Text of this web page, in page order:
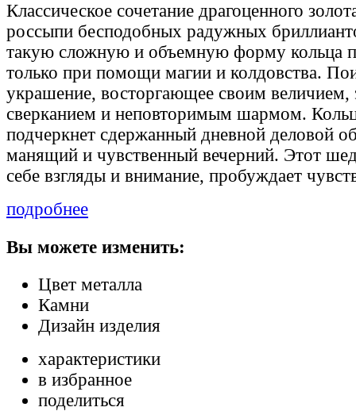
Классическое сочетание драгоценного
россыпи бесподобных радужных
такую сложную и объемную форму кольца
только при помощи магии и колдовства.
украшение, восторгающее своим
сверканием и неповторимым шармом.
подчеркнет сдержанный дневной деловой
манящий и чувственный вечерний. Этот
себе взгляды и внимание, пробуждает
подробнее
Вы можете изменить:
Цвет металла
Камни
Дизайн изделия
характеристики
в избранное
поделиться